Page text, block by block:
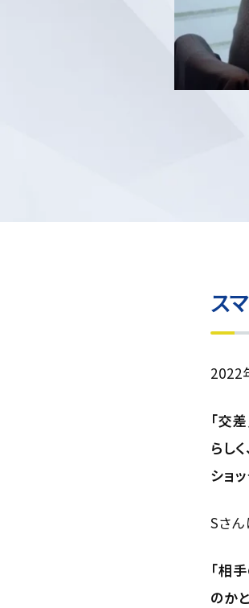
ス
2022
「交
らし
ショ
Sさ
「相
のか